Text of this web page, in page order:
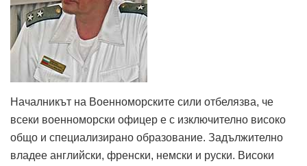
Началникът на Военноморските сили отбелязва, че
всеки военноморски офицер е с изключително високо
общо и специализирано образование. Задължително
владее английски, френски, немски и руски. Високи